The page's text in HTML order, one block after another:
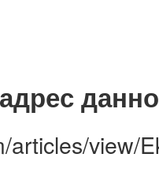
articles/view/